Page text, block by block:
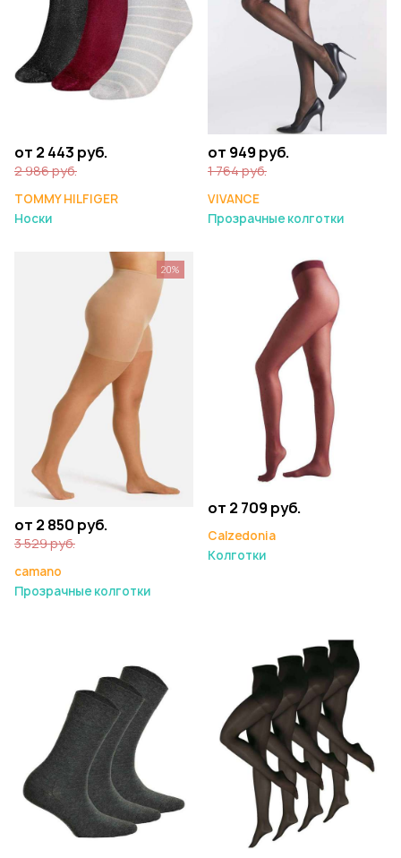
от 2 443 руб.
2 986 руб.
TOMMY HILFIGER
Носки
от 949 руб.
1 764 руб.
VIVANCE
Прозрачные колготки
от 2 850 руб.
3 529 руб.
camano
Прозрачные колготки
20%
от 2 709 руб.
Calzedonia
Колготки